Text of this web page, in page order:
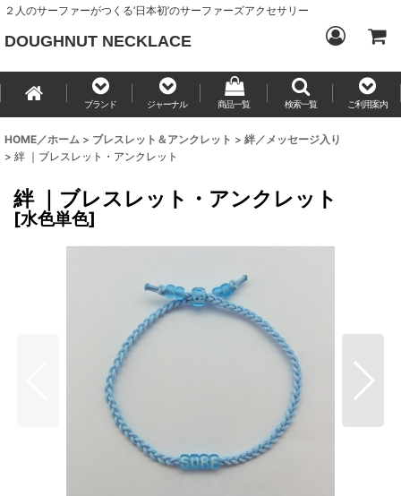
２人のサーファーがつくる‘日本初’のサーファーズアクセサリー
DOUGHNUT NECKLACE
ブランド ジャーナル 商品一覧 検索一覧 ご利用案内
HOME／ホーム > ブレスレット＆アンクレット > 絆／メッセージ入り
> 絆 ｜ブレスレット・アンクレット
絆 ｜ブレスレット・アンクレット
[水色単色]